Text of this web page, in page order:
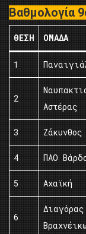
Βαθμολογία
ΘΈΣΗ ΟΜΆΔΑ
1
2
Αστέρας
3 Ζάκυνθος
4 ΠΑΟ
5 Αχαϊκή
6
Διαγόρας